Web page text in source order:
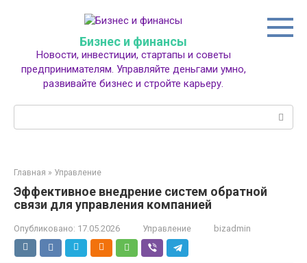
Бизнес и финансы
Новости, инвестиции, стартапы и советы
предпринимателям. Управляйте деньгами умно,
развивайте бизнес и стройте карьеру.
Главная » Управление
Эффективное внедрение систем обратной
связи для управления компанией
Опубликовано: 17.05.2026 Управление bizadmin